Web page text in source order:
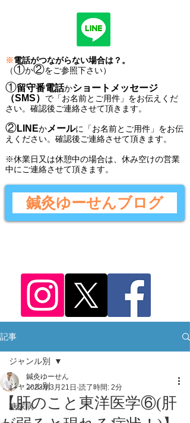
※電話がつながらない場合は？。
（①か②をご参照下さい）
①留守番電話かショートメッセージ
（SMS） で 「お名前とご用件 」 をお伝えくだ
さい。 確認後ご連絡させて頂きます。
②LINEかメールに 「お名前とご用件 」 をお伝
えください。 確認後ご連絡させて頂きます。
​※休業日又は休憩中の場合は、休み空けの営業
中にご連絡させて頂きます。
鍼灸ゆーせんブログ
記事
ジャンル別
糖尿病
ジャンル別
【肝のこと東洋医学⑥(肝
鍼灸ゆーせん
2023年3月21日 読了時間: 2分